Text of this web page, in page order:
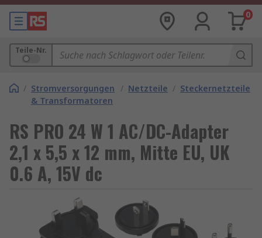
0
Teile-Nr.
/ Stromversorgungen
& Transformatoren
/ Netzteile / Steckernetzteile
RS PRO 24 W 1 AC/DC-Adapter
2,1 x 5,5 x 12 mm, Mitte EU, UK
0.6 A, 15V dc